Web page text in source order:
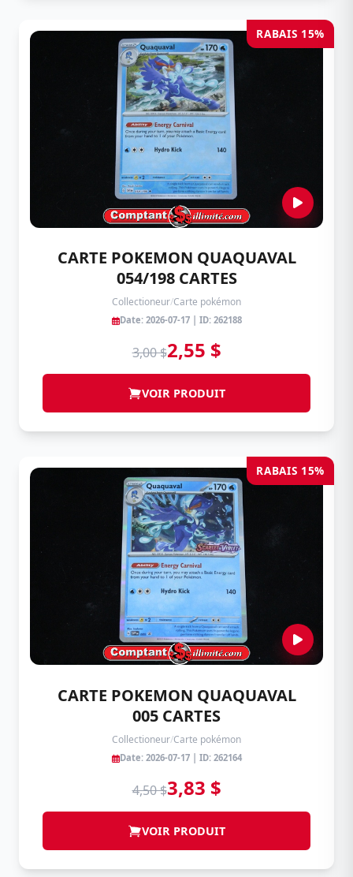
RABAIS 15%
CARTE POKEMON QUAQUAVAL
054/198 CARTES
Collectioneur/Carte pokémon
Date: 2026-07-17 | ID: 262188
3,00 $2,55 $
VOIR PRODUIT
RABAIS 15%
CARTE POKEMON QUAQUAVAL
005 CARTES
Collectioneur/Carte pokémon
Date: 2026-07-17 | ID: 262164
4,50 $3,83 $
VOIR PRODUIT